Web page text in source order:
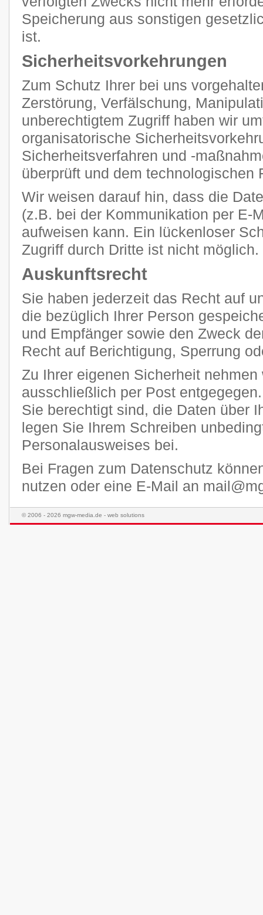
Speicherung aus sonstigen
ist.
Sicherheitsvorkehrungen
Zum Schutz Ihrer bei uns
Zerstörung, Verfälschung,
unberechtigtem Zugriff haben wir
organisatorische
Sicherheitsverfahren und -
überprüft und dem technologischen
Wir weisen darauf hin, dass die
(z.B. bei der Kommunikation per E-
aufweisen kann. Ein lückenloser
Zugriff durch Dritte ist nicht möglich.
Auskunftsrecht
Sie haben jederzeit das Recht auf
die bezüglich Ihrer Person
und Empfänger sowie den Zweck
Recht auf Berichtigung, Sperrung
Zu Ihrer eigenen Sicherheit
ausschließlich per Post
Sie berechtigt sind, die Daten über
legen Sie Ihrem Schreiben
Personalausweises bei.
Bei Fragen zum Datenschutz
nutzen oder eine E-Mail an
© 2006 - 2026 mgw-media.de - web solutions